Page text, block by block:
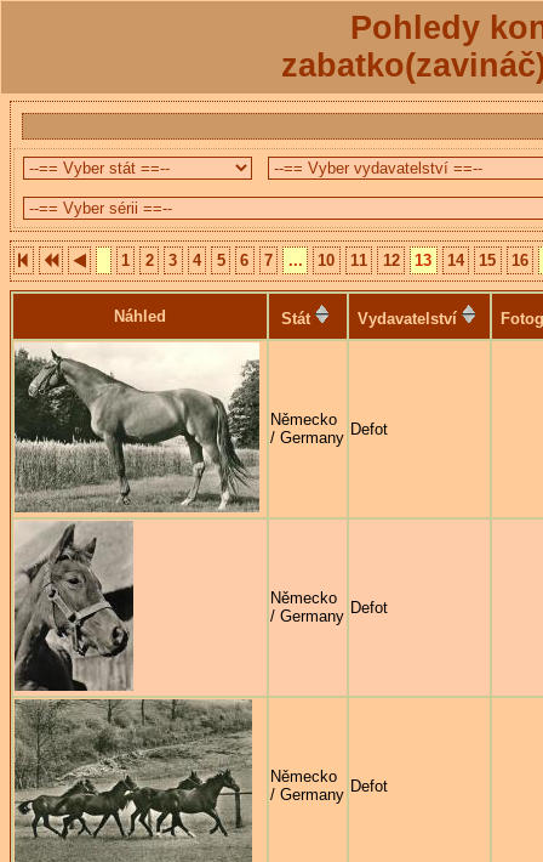
Pohledy
1 2 3 4 5 6 7 ... 10 11 12 13 14 15 16
Náhled Stát Vydavatelství
Německo
/ Germany Defot
Německo
/ Germany Defot
Německo
/ Germany Defot